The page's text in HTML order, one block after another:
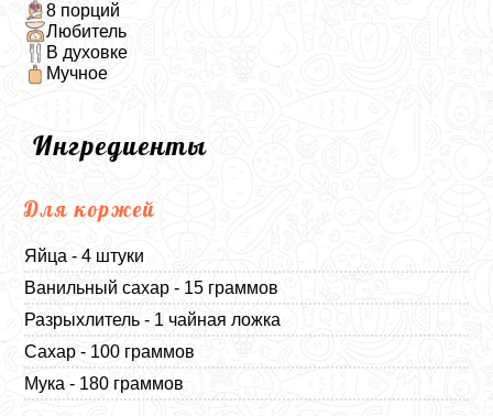
8 порций
Любитель
В духовке
Мучное
Ингредиенты
Для коржей
Яйца - 4 штуки
Ванильный сахар - 15 граммов
Разрыхлитель - 1 чайная ложка
Сахар - 100 граммов
Мука - 180 граммов